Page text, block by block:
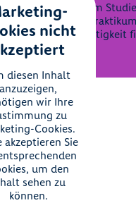
Abwechslung vom
dein
Werkstudententätigkeit
nicht
diesen Inhalt
anzuzeigen,
wir Ihre
zu
Cookies.
akzeptieren Sie
um den
sehen zu
können.